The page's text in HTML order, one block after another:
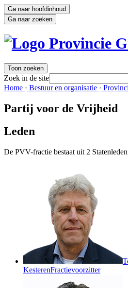
Ga naar hoofdinhoud
Ga naar zoeken
Toon zoeken
Zoek in de site
Home · Bestuur en organisatie ·
Partij voor de Vrijheid
Leden
De PVV-fractie bestaat uit 2 Statenleden
KesterenFractievoorzitter